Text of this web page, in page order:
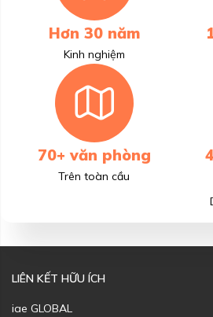
Hơn 30 năm
Kinh nghiệm
70+ văn phòng
Trên toàn cầu
LIÊN KẾT HỮU ÍCH
iae GLOBAL